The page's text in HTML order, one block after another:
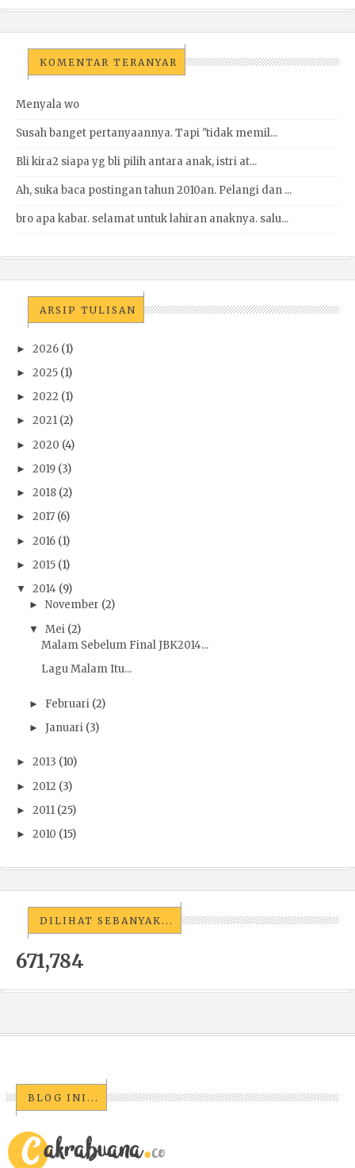
KOMENTAR TERANYAR
Menyala wo
Susah banget pertanyaannya. Tapi "tidak memil...
Bli kira2 siapa yg bli pilih antara anak, istri at...
Ah, suka baca postingan tahun 2010an. Pelangi dan ...
bro apa kabar. selamat untuk lahiran anaknya. salu...
ARSIP TULISAN
► 2026 (1)
► 2025 (1)
► 2022 (1)
► 2021 (2)
► 2020 (4)
► 2019 (3)
► 2018 (2)
► 2017 (6)
► 2016 (1)
► 2015 (1)
▼ 2014 (9)
► November (2)
▼ Mei (2)
Malam Sebelum Final JBK2014...
Lagu Malam Itu...
► Februari (2)
► Januari (3)
► 2013 (10)
► 2012 (3)
► 2011 (25)
► 2010 (15)
DILIHAT SEBANYAK...
671,784
BLOG INI...